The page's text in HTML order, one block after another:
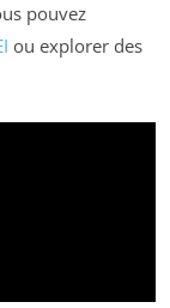
pouvez
ou explorer des